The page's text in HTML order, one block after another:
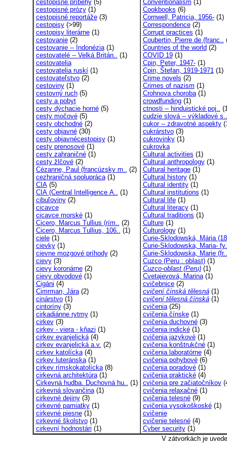
cestopisné príbehy(5)
cestopisné prózy(1)
cestopisné reportáže(3)
cestopisy(>99)
cestopisy literárne(1)
cestovanie(2)
cestovanie -- Indonézia(1)
cestovatelé -- Velká Britán.. (1)
cestovatelia
cestovatelia ruskí(1)
cestovateľstvo(2)
cestoviny(1)
cestovný ruch(5)
cesty a pobyt
cesty dýchacie horné(5)
cesty močové(5)
cesty obchodné(2)
cesty objavné(30)
cesty objavnécestopisy(1)
cesty prenosové(1)
cesty zahraničné(1)
cesty žlčové(2)
Cézanne, Paul (francúzsky m.. (2)
cezhraničná spolupráca(1)
CIA(5)
CIA (Central Intelligence A.. (1)
cibuľoviny(2)
cicavce
cicavce morské(1)
Cicero, Marcus Tullius (rím.. (2)
Cicero, Marcus Tullius, 106.. (1)
ciele(1)
cievky(1)
cievne mozgové príhody(2)
cievy(3)
cievy koronárne(2)
cievy obvodové(1)
Cigáni (4)
Cimrman, Jára(2)
cinárstvo(1)
cintoríny(3)
cirkadiánne rytmy(1)
cirkev(3)
cirkev - viera - kňazi (1)
cirkev evanjelická(4)
cirkev evanjelická a.v. (2)
cirkev katolícka(4)
cirkev luteránska(1)
cirkev rímskokatolícka(8)
cirkevná architektúra(1)
Cirkevná hudba. Duchovná hu.. (1)
cirkevná slovančina(1)
cirkevné dejiny(3)
cirkevné pamiatky(1)
cirkevné piesne(1)
cirkevné školstvo(1)
cirkevní hodnostári (1)
Conventionalism (1)
Cookbooks (6)
Cornwell, Patricia, 1956-(1)
Correspondence(2)
Corrupt practices (1)
Coubertin, Pierre de (franc..
Countries of the world (2)
COVID 19(1)
Cpin, Peter, 1947-(1)
Cpin, Štefan, 1919-1971(1)
Crime novels (2)
Crimes of nazism (1)
Crohnova choroba(1)
crowdfunding(1)
ctnosti -- hinduistické poj..
cudzie slová -- výkladové s..
cukor -- zdravotné aspekty
cukrárstvo(3)
cukrovinky(1)
cukrovka
Cultural activities (1)
Cultural anthropology(1)
Cultural heritage(1)
Cultural history(1)
Cultural identity(1)
Cultural institutions (1)
Cultural life(1)
Cultural literacy(1)
Cultural traditions (1)
Culture(1)
Culturology(1)
Curie-Sklodowská, Mária
Curie-Sklodowska, Maria-
Curie-Sklodowska, Marie (fr..
Cuzco (Peru : oblast)(1)
Cuzco-oblast (Peru)(1)
Cvetajevová, Marina(1)
cvičebnice(2)
cvičení čínská tělesná(1)
cvičení tělesná čínská(1)
cvičenia(25)
cvičenia čínske(1)
cvičenia duchovné(3)
cvičenia indické(1)
cvičenia jazykové(1)
cvičenia konštrukčné(1)
cvičenia laboratórne(4)
cvičenia pohybové(6)
cvičenia poradové(1)
cvičenia praktické(4)
cvičenia pre začiatočníkov
cvičenia relaxačné(1)
cvičenia telesné(9)
cvičenia vysokoškoské(1)
cvičenie
cvičenie telesné(4)
Cyber security(1)
V zátvorkách je